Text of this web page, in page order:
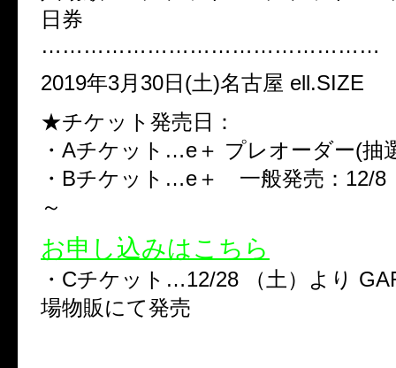
日券
…………………………………………
2019年3月30日(土)名古屋 ell.SIZE
★チケット発売日：
・Aチケット…e＋ プレオーダー(抽
・Bチケット…e＋ 一般発売：12/8
～
お申し込みはこちら
・Cチケット…12/28 （土）より
場物販にて発売